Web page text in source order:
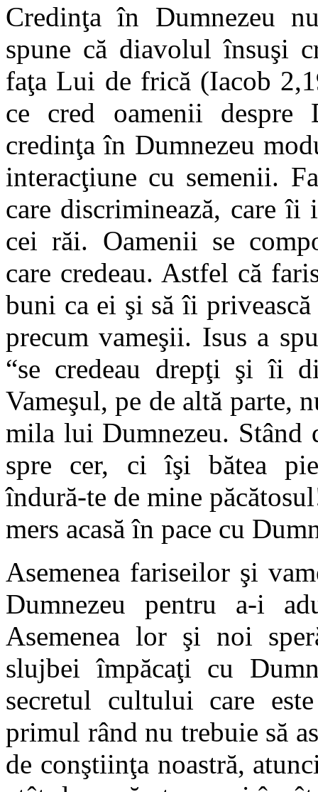
Credinţa în Dumnezeu
spune că diavolul însuşi
faţa Lui de frică (Iacob
ce cred oamenii despre
credinţa în Dumnezeu
interacţiune cu semenii.
care discriminează, care
cei răi. Oamenii se
care credeau. Astfel că
buni ca ei şi să îi
precum vameşii. Isus a
“se credeau drepţi şi îi
Vameşul, pe de altă parte,
mila lui Dumnezeu.
spre cer, ci îşi bătea
îndură-te de mine
mers acasă în pace cu
Asemenea fariseilor şi
Dumnezeu pentru a-i
Asemenea lor şi noi
slujbei împăcaţi cu
secretul cultului care
primul rând nu trebuie să
de conştiinţa noastră,